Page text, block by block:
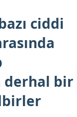
ciddi
derhal bir